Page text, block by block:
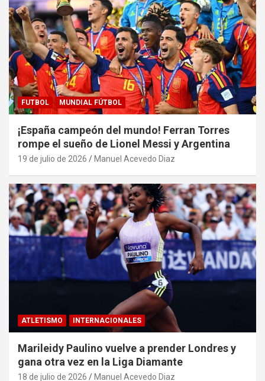
FUTBOL MUNDIAL FÚTBOL
¡España campeón del mundo! Ferran Torres
rompe el sueño de Lionel Messi y Argentina
19 de julio de 2026 Manuel Acevedo Diaz
ATLETISMO INTERNACIONALES
Marileidy Paulino vuelve a prender Londres y
gana otra vez en la Liga Diamante
18 de julio de 2026 Manuel Acevedo Diaz